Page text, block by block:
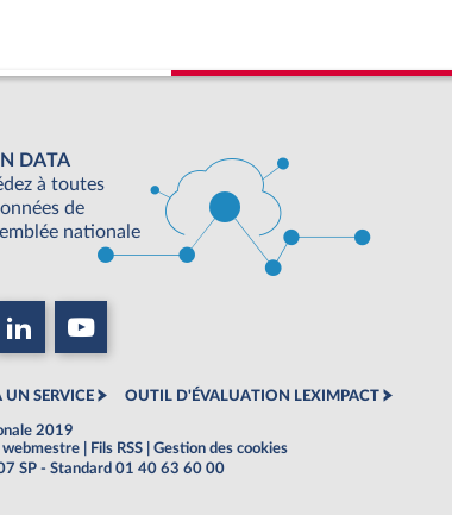
DATA
à toutes
de
nationale
UN SERVICE OUTIL D'ÉVALUATION LEXIMPACT
2019
Fils RSS
Gestion des cookies
SP - Standard 01 40 63 60 00